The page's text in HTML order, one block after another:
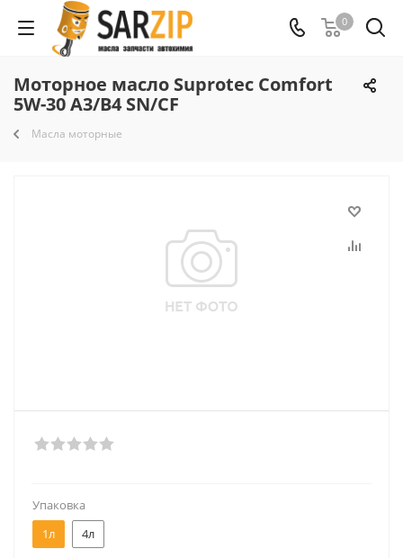
0
Моторное масло Suprotec Comfort
5W-30 A3/B4 SN/CF
Масла моторные
Упаковка
1л
4л